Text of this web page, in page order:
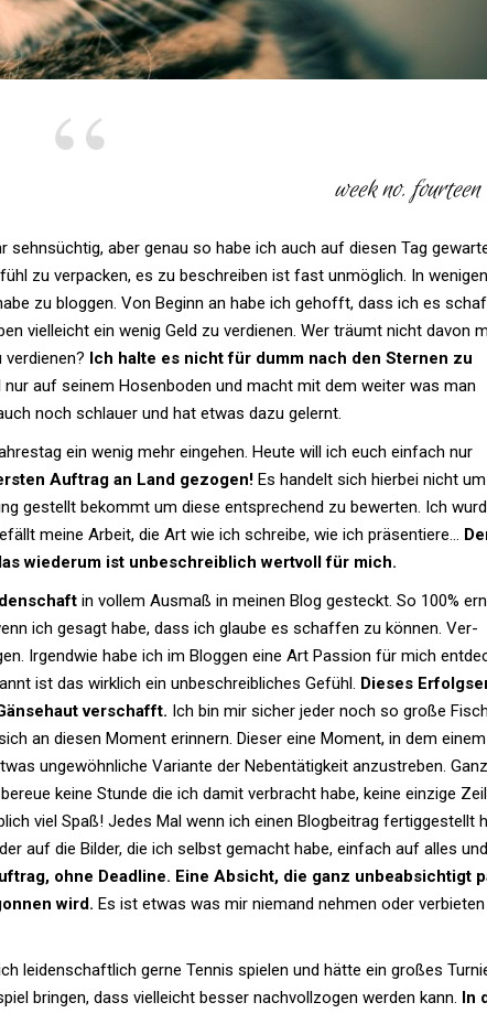
week no. fourteen
sehn­süchtig, aber genau so habe ich auch auf diesen Tag
zu ver­pa­cken, es zu beschreiben ist fast unmög­lich. In wenigen
zu bloggen. Von Beginn an habe ich gehofft, dass ich es
viel­leicht ein wenig Geld zu ver­dienen. Wer träumt nicht davon
Ich halte es nicht für dumm nach den Sternen zu
auf seinem Hosen­boden und macht mit dem weiter was man
noch schlauer und hat etwas dazu gelernt.
ein wenig mehr ein­gehen. Heute will ich euch ein­fach nur
Auf­trag an Land gezogen! Es han­delt sich hierbei nicht um
gestellt bekommt um diese ent­spre­chend zu bewerten. Ich
meine Arbeit, die Art wie ich schreibe, wie ich prä­sen­tiere…
wie­derum ist unbe­schreib­lich wert­voll für mich.
in vollem Ausmaß in meinen Blog gesteckt. So 100%
ich gesagt habe, dass ich glaube es schaffen zu können. Ver­
Irgendwie habe ich im Bloggen eine Art Pas­sion für mich
ist das wirk­lich ein unbe­schreib­li­ches Gefühl. Dieses
ver­schafft. Ich bin mir sicher jeder noch so große
an diesen Moment erin­nern. Dieser eine Moment, in dem
unge­wöhn­liche Vari­ante der Neben­tä­tig­keit anzu­streben. Ganz
keine Stunde die ich damit ver­bracht habe, keine ein­zige
viel Spaß! Jedes Mal wenn ich einen Blog­bei­trag fer­tig­ge­stellt
auf die Bilder, die ich selbst gemacht habe, ein­fach auf alles und
ohne Dead­line. Eine Absicht, die ganz unbe­ab­sich­tigt
wird. Es ist etwas was mir nie­mand nehmen oder ver­bieten
lei­den­schaft­lich gerne Tennis spielen und hätte ein großes
bringen, dass viel­leicht besser nach­voll­zogen werden kann. In